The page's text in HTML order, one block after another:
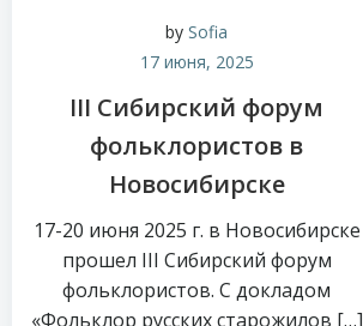
bySofia
17 июня, 2025
III Сибирский форум
фольклористов в
Новосибирске
17-20 июня 2025 г. в Новосибирске
прошел III Сибирский форум
фольклористов. С докладом
«Фольклор русских старожилов […]